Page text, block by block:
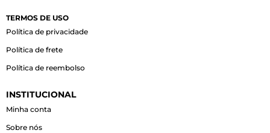
TERMOS DE USO
Política de privacidade
Política de frete
Política de reembolso
INSTITUCIONAL
Minha conta
Sobre nós